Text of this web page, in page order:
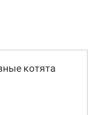
котята